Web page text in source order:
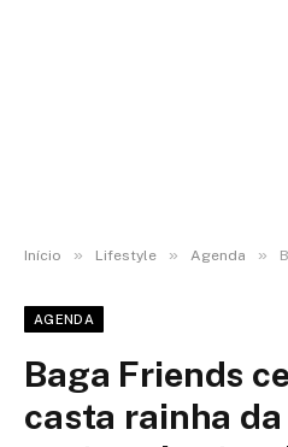
Início » Lifestyle » Agenda »
AGENDA
Baga Friends
casta rainha